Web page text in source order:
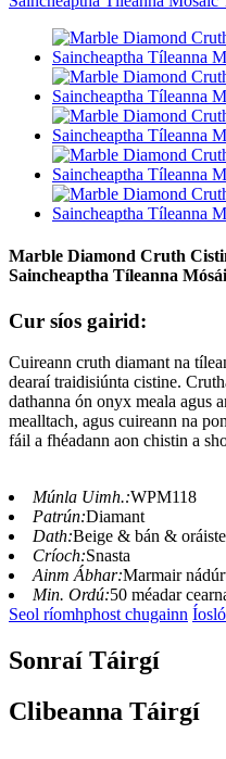
Marble Diamond Cruth
Saincheaptha Tíleanna
Cur síos gairid:
Cuireann cruth diamant na
dearaí traidisiúnta cistine.
dathanna ón onyx meala agus
mealltach, agus cuireann na
fáil a fhéadann aon chistin a
Múnla Uimh.:WPM118
Patrún:Diamant
Dath:Beige & bán & oráiste
Críoch:Snasta
Ainm Ábhar:Marmair
Min. Ordú:50 méadar
Seol ríomhphost chugainn
Sonraí Táirgí
Clibeanna Táirgí